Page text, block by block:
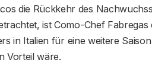
die Rückkehr des
ist Como-Chef
in Italien für eine weitere
Vorteil wäre.